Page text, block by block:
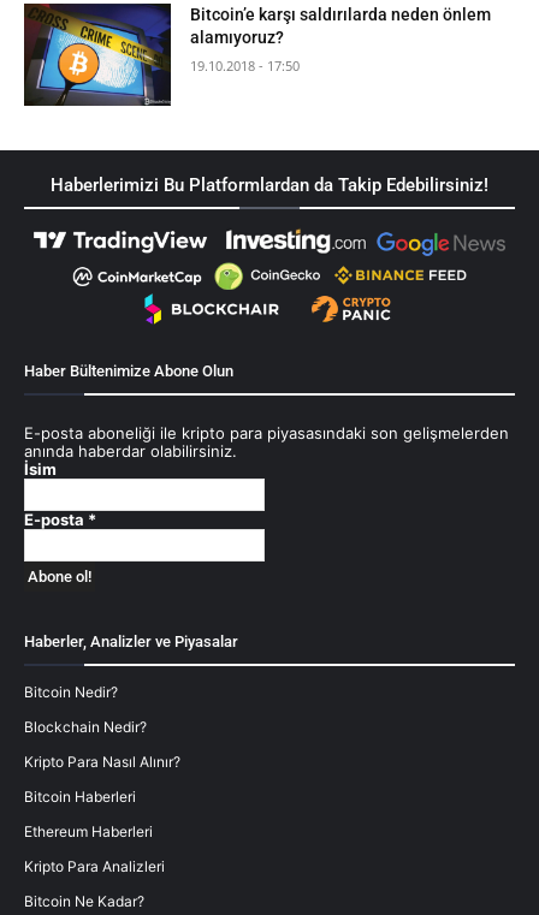
Bitcoin’e karşı saldırılarda neden önlem
alamıyoruz?
19.10.2018 - 17:50
Haberlerimizi Bu Platformlardan da Takip Edebilirsiniz!
Haber Bültenimize Abone Olun
E-posta aboneliği ile kripto para piyasasındaki son gelişmelerden
anında haberdar olabilirsiniz.
İsim
E-posta *
Haberler, Analizler ve Piyasalar
Bitcoin Nedir?
Blockchain Nedir?
Kripto Para Nasıl Alınır?
Bitcoin Haberleri
Ethereum Haberleri
Kripto Para Analizleri
Bitcoin Ne Kadar?